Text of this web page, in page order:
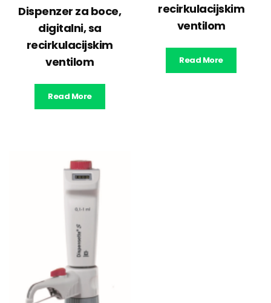
Dispenzer za boce,
digitalni, sa
recirkulacijskim
ventilom
Read More
recirkulacijskim
ventilom
Read More